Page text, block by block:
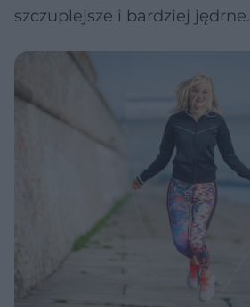
szczuplejsze i bardziej jędrne.